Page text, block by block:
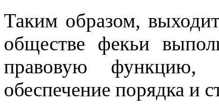
Таким образом,
обществе фекьи
правовую функцию,
обеспечение порядка и